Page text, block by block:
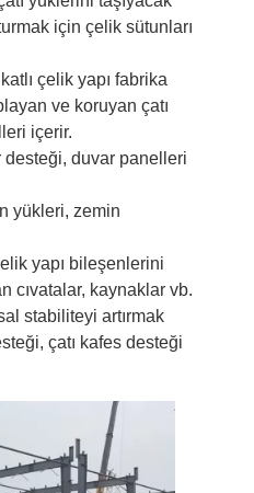
için çelik sütunları
çelik yapı fabrika
ve koruyan çatı
içerir.
duvar panelleri
yükleri, zemin
yapı bileşenlerini
cıvatalar, kaynaklar vb.
stabiliteyi artırmak
çatı kafes desteği